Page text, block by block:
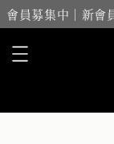
會員募集中｜新會